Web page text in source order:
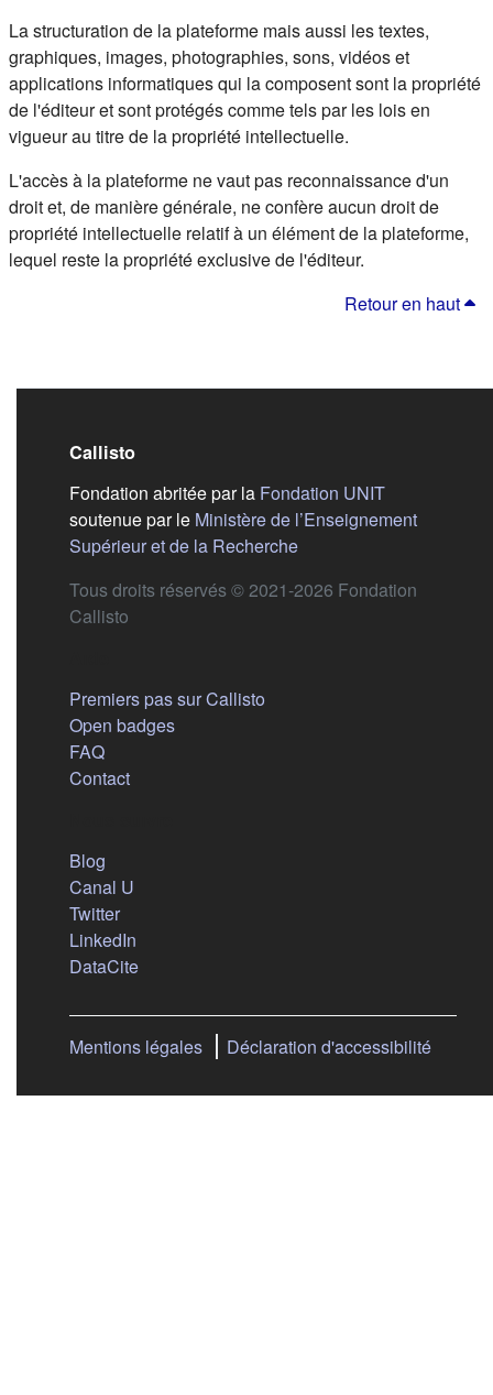
La structuration de la plateforme mais aussi les textes,
graphiques, images, photographies, sons, vidéos et
applications informatiques qui la composent sont la propriété
de l'éditeur et sont protégés comme tels par les lois en
vigueur au titre de la propriété intellectuelle.
L'accès à la plateforme ne vaut pas reconnaissance d'un
droit et, de manière générale, ne confère aucun droit de
propriété intellectuelle relatif à un élément de la plateforme,
lequel reste la propriété exclusive de l'éditeur.
Retour en haut
Callisto
Fondation abritée par la Fondation UNIT(s'ouvre
soutenue par le Ministère de l’Enseignement
Supérieur et de la Recherche(s'ouvre dans un nouvel
Tous droits réservés © 2021-2026 Fondation
Callisto
Premiers pas sur Callisto
Open badges
FAQ
Contact
Blog
Canal U
Twitter(s'ouvre dans un nouvel onglet)
LinkedIn
DataCite(s'ouvre dans un nouvel onglet)
Mentions légales Déclaration d'accessibilité